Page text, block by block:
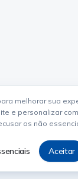
melhorar sua
e personalizar
os não
Aceitar